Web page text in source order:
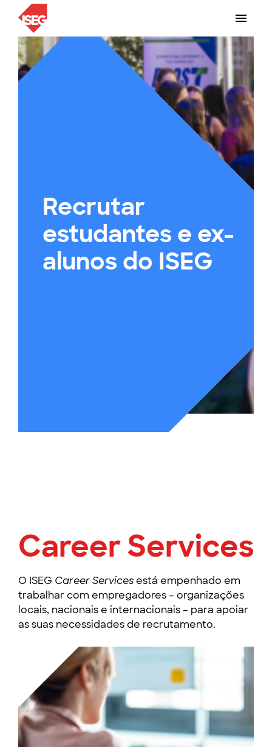
Recrutar
estudantes e ex-
alunos do ISEG
Career Services
O ISEG Career Servicesestá empenhado em
trabalhar com empregadores – organizações
locais, nacionais e internacionais – para apoiar
as suas necessidades de recrutamento.